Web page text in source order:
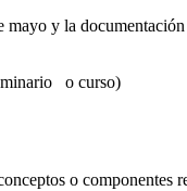
y la
o curso)
o componentes